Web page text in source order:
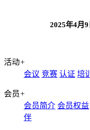
2025年4月9
活动+
会议 竞赛 认证 培训
会员+
会员简介 会员权益
伴